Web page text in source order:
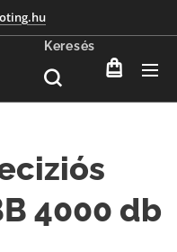
Keresés
4000 db